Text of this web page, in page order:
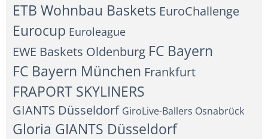
ETB Wohnbau Baskets EuroChallenge
Eurocup Euroleague
EWE Baskets Oldenburg FC Bayern
FC Bayern München Frankfurt
FRAPORT SKYLINERS
GIANTS Düsseldorf GiroLive-Ballers Osnabrück
Gloria GIANTS Düsseldorf